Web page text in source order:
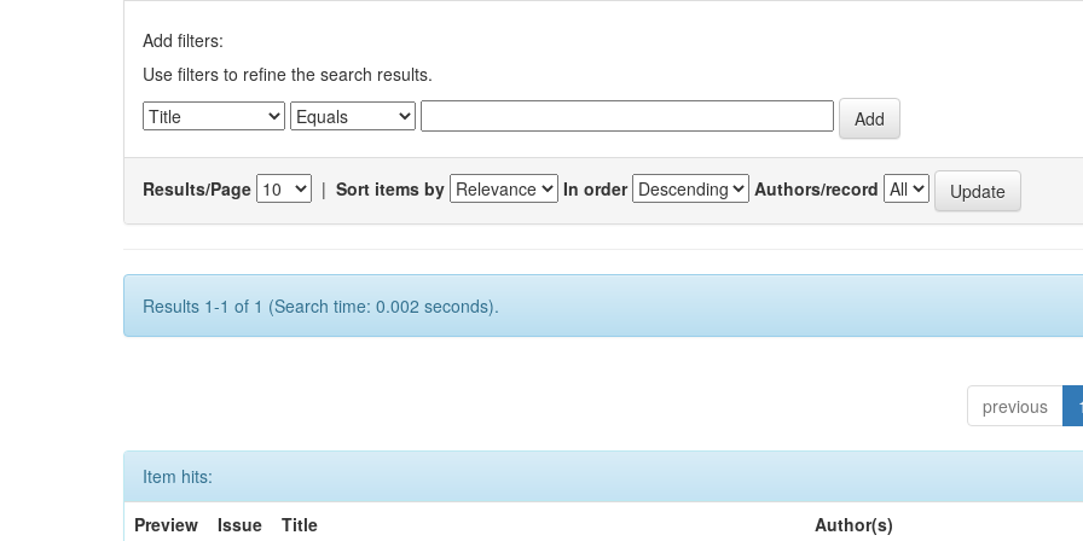
Add filters:
Use filters to refine the search results.
Results/Page | Sort items by In order Authors/record
Results 1-1 of 1 (Search time: 0.002 seconds).
previous 1
Item hits:
Preview
Issue
Title Author(s)